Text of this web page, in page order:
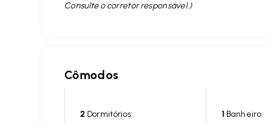
Consulte o corretor responsável. )
Cômodos
2 Dormitórios 1 Banheiro